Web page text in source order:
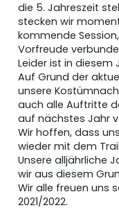
die 5. Jahreszeit
stecken wir
kommende
Vorfreude
Leider ist in diesem
Auf Grund der
unsere
auch alle Auftritte
auf nächstes Jahr
Wir hoffen, dass
wieder mit dem
Unsere alljährliche
wir aus diesem
Wir alle freuen uns
2021/2022.